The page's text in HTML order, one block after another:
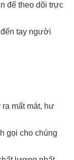
để theo dõi trực
tay người
mất mát, hư
gọi cho chúng